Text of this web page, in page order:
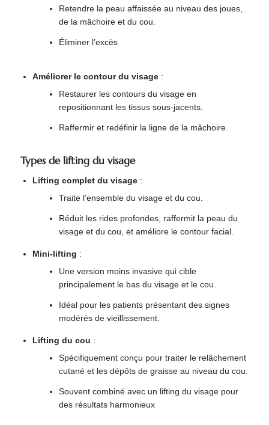
Retendre la peau affaissée au niveau des joues,
de la mâchoire et du cou.
Éliminer l’excès
Améliorer le contour du visage :
Restaurer les contours du visage en
repositionnant les tissus sous-jacents.
Raffermir et redéfinir la ligne de la mâchoire.
Types de lifting du visage
Lifting complet du visage :
Traite l’ensemble du visage et du cou.
Réduit les rides profondes, raffermit la peau du
visage et du cou, et améliore le contour facial.
Mini-lifting :
Une version moins invasive qui cible
principalement le bas du visage et le cou.
Idéal pour les patients présentant des signes
modérés de vieillissement.
Lifting du cou :
Spécifiquement conçu pour traiter le relâchement
cutané et les dépôts de graisse au niveau du cou.
Souvent combiné avec un lifting du visage pour
des résultats harmonieux